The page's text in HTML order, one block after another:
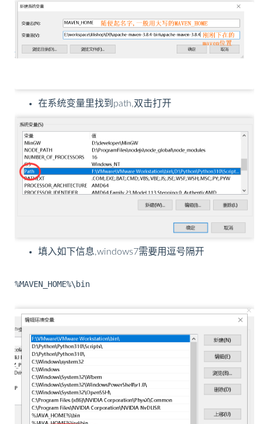
在系统变量里找到path,双击打开
填入如下信息,windows7需要用逗号隔开
%MAVEN_HOME%\bin